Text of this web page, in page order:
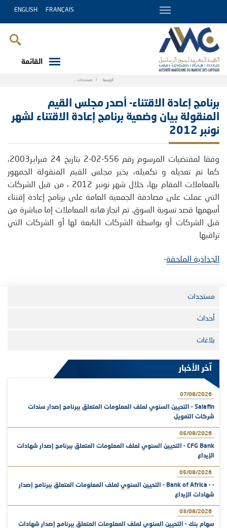
FRANÇAIS
ENGLISH
القائمة
الرئيسية مستجدات برنامج إعادة الاقتناء- أصدر مجلس القيم المنقولة
برنامج إعادة الاقتناء- أصدر مجلس القيم
المنقولة بيان وضعية برنامج إعادة الاقتناء لشهر
نونبر 2012
وفقا لمقتضيات المرسوم رقم 556-02-2 بتاريخ 24 فبراير2003،
كما تم تعديله و تكميله، يخبر مجلس القيم المنقولة الجمهور
بالمعاملات المقام بها، خلال شهر نونبر 2012 ، من قبل الشركات
التي عملت على مصادقة الجمعية العامة على برنامج إعادة إقتناء
أسهمها قصد تسوية السوق. تم انجاز هاته المعاملات إما مباشرة من
قبل الشركات أو بواسطة الشركات التابعة لها أو الشركات التي
تراقبها
الجذاذية الملحقة-
مستجدات
أحداث
بلاغات
آخر الأخبار
07/08/2026
Salafin - التحيين السنوي لملف المعلومات المتعلق ببرنامج إصدار سندات
شركات التمويل
05/08/2026
CFG Bank - التحيين السنوي لملف المعلومات المتعلق ببرنامج إصدار شهادات
الإيداع
05/08/2026
- - Bank of Africa - التحيين السنوي لملف المعلومات المتعلق ببرنامج إصدار
شهادات الإيداع
03/08/2026
سهام بنك - التحيين السنوي لملف المعلومات المتعلق ببرنامج إصدار شهادات